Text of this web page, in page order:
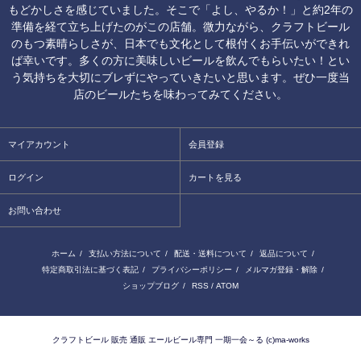
もどかしさを感じていました。そこで「よし、やるか！」と約2年の
準備を経て立ち上げたのがこの店舗。微力ながら、クラフトビール
のもつ素晴らしさが、日本でも文化として根付くお手伝いができれ
ば幸いです。多くの方に美味しいビールを飲んでもらいたい！とい
う気持ちを大切にブレずにやっていきたいと思います。ぜひ一度当
店のビールたちを味わってみてください。
マイアカウント 会員登録
ログイン カートを見る
お問い合わせ
ホーム / 支払い方法について / 配送・送料について / 返品について /
特定商取引法に基づく表記 / プライバシーポリシー / メルマガ登録・解除 /
ショップブログ / RSS / ATOM
クラフトビール 販売 通販 エールビール専門 一期一会～る (c)ma-works